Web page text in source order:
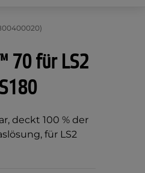
70 für LS2
deckt 100 % der
für LS2